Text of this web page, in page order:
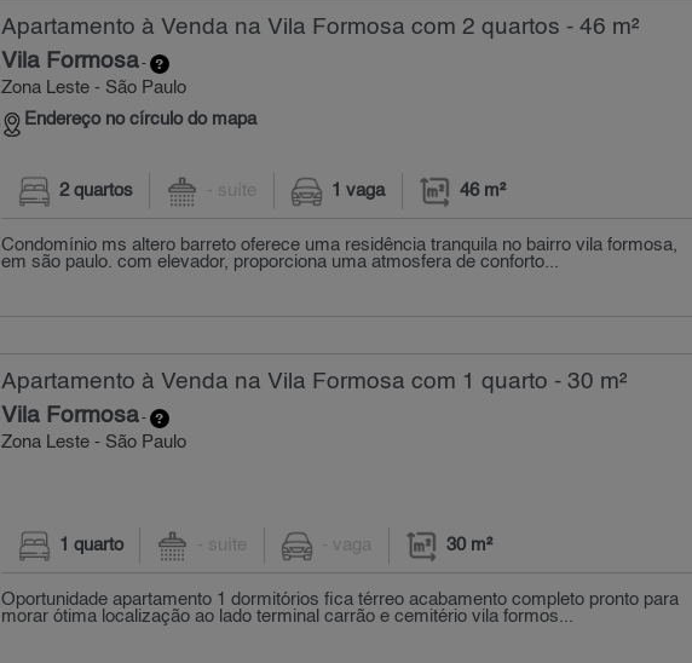
Apartamento à Venda na Vila Formosa com 2 quartos - 46 m²
Vila Formosa-
Zona Leste - São Paulo
Endereço no círculo do mapa
2 quartos - suíte 1 vaga 46 m²
Condomínio ms altero barreto oferece uma residência tranquila no bairro vila formosa,
em são paulo. com elevador, proporciona uma atmosfera de conforto...
Apartamento à Venda na Vila Formosa com 1 quarto - 30 m²
Vila Formosa-
Zona Leste - São Paulo
1 quarto - suíte - vaga 30 m²
Oportunidade apartamento 1 dormitórios fica térreo acabamento completo pronto para
morar ótima localização ao lado terminal carrão e cemitério vila formos...